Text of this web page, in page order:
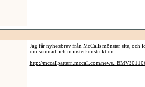
Jag får nyhetsbrev från McCalls mönster site, och
om sömnad och mönsterkonstruktion.
http://mccallpattern.mccall.com/